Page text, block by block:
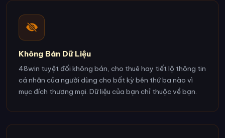
Không Bán Dữ Liệu
48win tuyệt đối không bán, cho thuê hay tiết lộ thông tin
cá nhân của người dùng cho bất kỳ bên thứ ba nào vì
mục đích thương mại. Dữ liệu của bạn chỉ thuộc về bạn.